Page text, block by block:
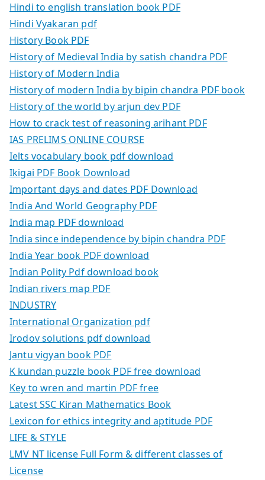
Hindi to english translation book PDF
Hindi Vyakaran pdf
History Book PDF
History of Medieval India by satish chandra PDF
History of Modern India
History of modern India by bipin chandra PDF book
History of the world by arjun dev PDF
How to crack test of reasoning arihant PDF
IAS PRELIMS ONLINE COURSE
Ielts vocabulary book pdf download
Ikigai PDF Book Download
Important days and dates PDF Download
India And World Geography PDF
India map PDF download
India since independence by bipin chandra PDF
India Year book PDF download
Indian Polity Pdf download book
Indian rivers map PDF
INDUSTRY
International Organization pdf
Irodov solutions pdf download
Jantu vigyan book PDF
K kundan puzzle book PDF free download
Key to wren and martin PDF free
Latest SSC Kiran Mathematics Book
Lexicon for ethics integrity and aptitude PDF
LIFE & STYLE
LMV NT license Full Form & different classes of
License